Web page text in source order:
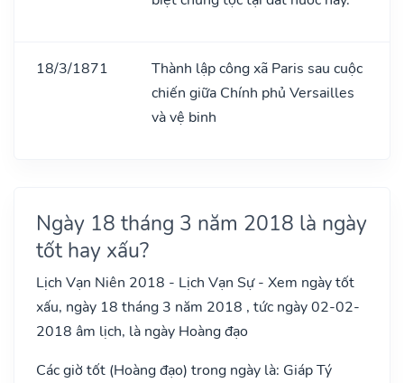
18/3/1871
Thành lập công xã Paris sau cuộc
chiến giữa Chính phủ Versailles
và vệ binh
Ngày 18 tháng 3 năm 2018 là ngày
tốt hay xấu?
Lịch Vạn Niên 2018 - Lịch Vạn Sự - Xem ngày tốt
xấu, ngày 18 tháng 3 năm 2018 , tức ngày 02-02-
2018 âm lịch, là ngày Hoàng đạo
Các giờ tốt (Hoàng đạo) trong ngày là: Giáp Tý